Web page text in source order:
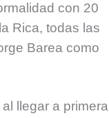
con 20
Rica, todas las
Barea como
llegar a primera